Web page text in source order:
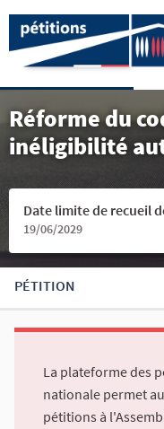
Réforme du
inéligibilité
Date limite de recueil
19/06/2029
PÉTITION
La plateforme des
nationale permet
pétitions à